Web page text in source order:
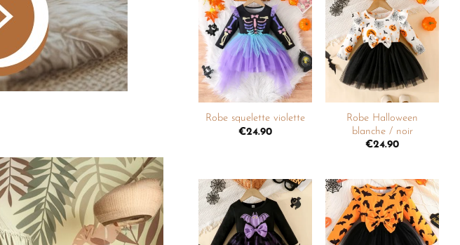
Ajouter
à la
liste de
souhaits
Robe squelette violette
€24.90
Ajouter
à la
liste de
souhaits
Robe Halloween
blanche / noir
€24.90
Ajouter
à la
liste de
Ajouter
à la
liste de